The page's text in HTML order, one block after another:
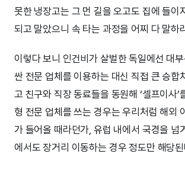
못한 냉장고는 그 먼 길을 오고도 집에 들이
되고 말았으니 속 타는 과정을 어찌 다 말하
이렇다 보니 인건비가 살벌한 독일에선 대
싼 전문 업체를 이용하는 대신 직접 큰 승합
고 친구와 직장 동료들을 동원해 ‘셀프이사’
형 전문 업체를 쓰는 경우는 우리처럼 해외
가 들어올 때라던가, 유럽 내에서 국경을 넘
에서도 장거리 이동하는 경우 정도만 해당